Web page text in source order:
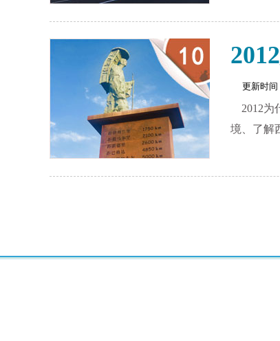
更新时
2012
境、了解